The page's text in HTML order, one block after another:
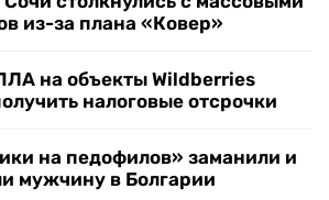
из-за плана «Ковер»
на объекты Wildberries
налоговые отсрочки
на педофилов» заманили и
мужчину в Болгарии